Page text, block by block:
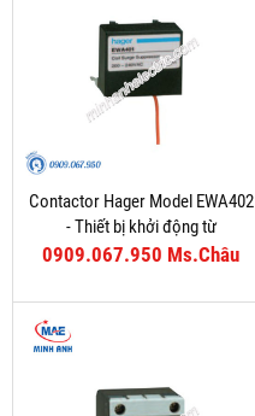
Contactor Hager Model EWA402
- Thiết bị khởi động từ
0909.067.950 Ms.Châu